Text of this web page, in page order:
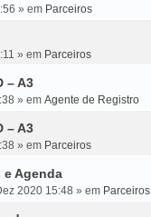
» em Parceiros
» em Parceiros
– A3
» em Agente de Registro
– A3
» em Parceiros
e Agenda
2020 15:48 » em Parceiros